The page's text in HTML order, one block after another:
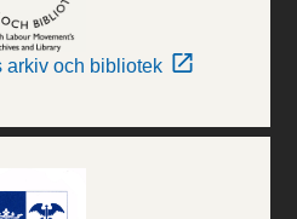
arkiv och bibliotek